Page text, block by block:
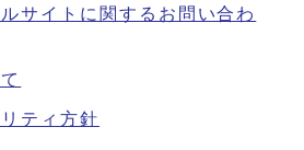
サイトに関するお問い合わ
ティ方針